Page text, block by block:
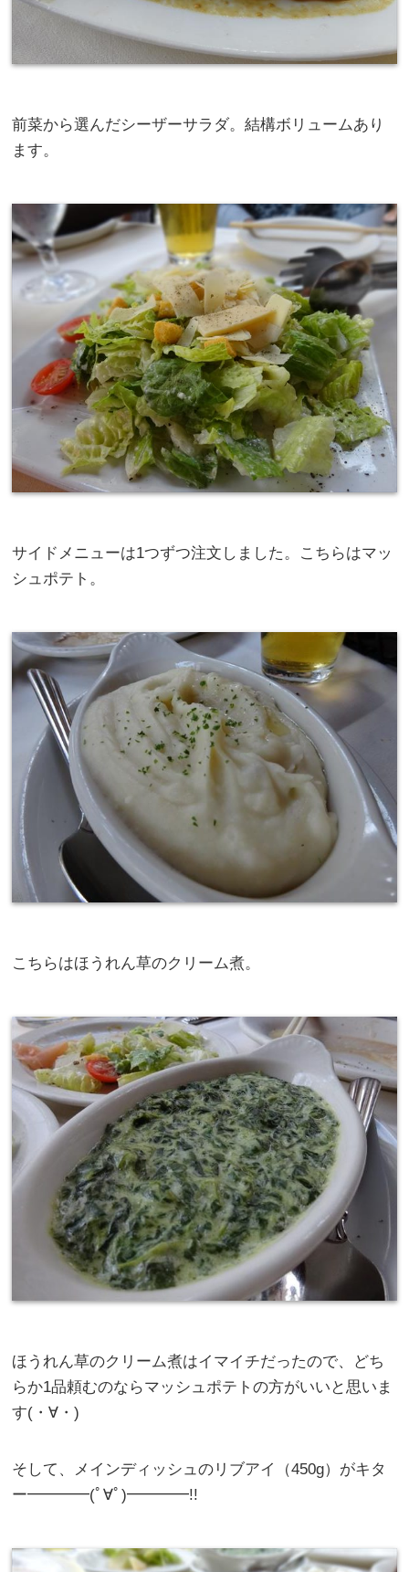
前菜から選んだシーザーサラダ。結構ボリュームあり
ます。
サイドメニューは1つずつ注文しました。こちらはマッ
シュポテト。
こちらはほうれん草のクリーム煮。
ほうれん草のクリーム煮はイマイチだったので、どち
らか1品頼むのならマッシュポテトの方がいいと思いま
す(・∀・)
そして、メインディッシュのリブアイ（450g）がキタ
ー━━━━(ﾟ∀ﾟ)━━━━!!